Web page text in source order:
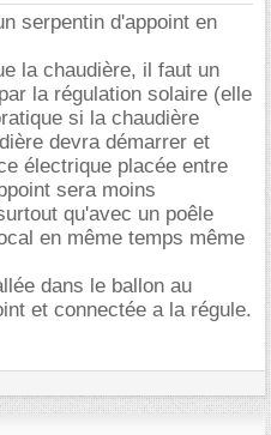
serpentin d'appoint en
la chaudière, il faut un
la régulation solaire (elle
si la chaudière
devra démarrer et
électrique placée entre
sera moins
qu'avec un poêle
en même temps même
dans le ballon au
et connectée a la régule.